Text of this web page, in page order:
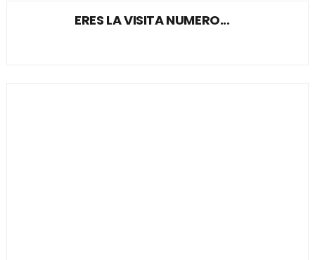
ERES LA VISITA NUMERO...